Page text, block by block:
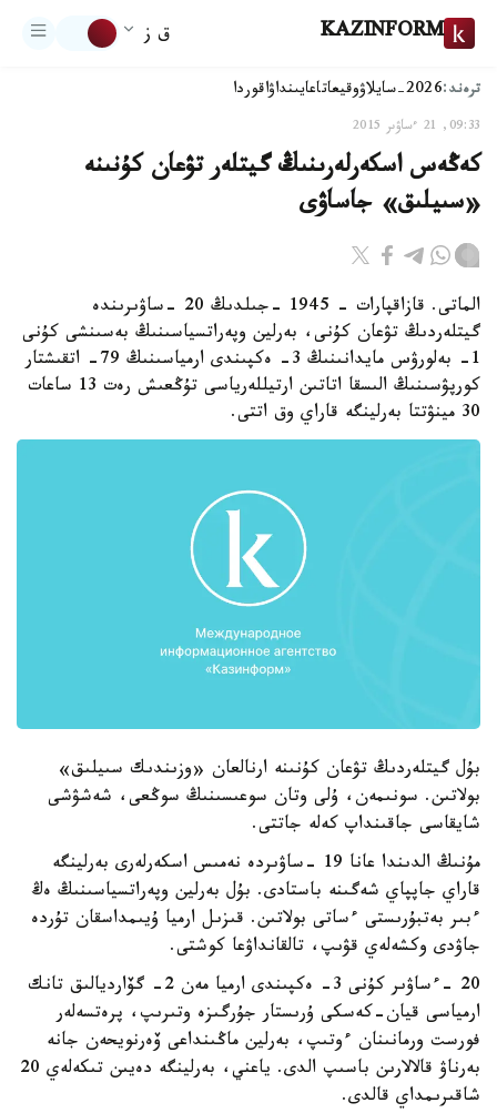
KAZINFORM ق ز
ترەند:2026-سايلاۋ وقيعاتاعايىنداۋاقوردا
09:33, 21 ءساۋىر 2015
كەڭەس اسكەرلەرىنىڭ گيتلەر تۋعان كۇنىنە
«سىيلىق» جاساۋى
الماتى. قازاقپارات - 1945 -جىلدىڭ 20 -ساۋىرىندە
گيتلەردىڭ تۋعان كۇنى، بەرلين وپەراتسياسىنىڭ بەسىنشى كۇنى
1- بەلورۋس مايدانىنىڭ 3- ەكپىندى ارمياسىنىڭ 79- اتقىشتار
كورپۋسىنىڭ الىسقا اتاتىن ارتيللەرياسى تۇڭعىش رەت 13 ساعات
30 مينۋتتا بەرلينگە قاراي وق اتتى.
بۇل گيتلەردىڭ تۋعان كۇنىنە ارنالعان «وزىندىك سىيلىق»
بولاتىن. سونىمەن، ۇلى وتان سوعىسىنىڭ سوڭعى، شەشۋشى
شايقاسى جاقىنداپ كەلە جاتتى.
مۇنىڭ الدىندا عانا 19 -ساۋىردە نەمىس اسكەرلەرى بەرلينگە
قاراي جاپپاي شەگىنە باستادى. بۇل بەرلين وپەراتسياسىنىڭ ەڭ
ءبىر بەتبۇرىستى ءساتى بولاتىن. قىزىل ارميا ۇيىمداسقان تۇردە
جاۋدى وكشەلەي قۋىپ، تالقانداۋعا كوشتى.
20 -ءساۋىر كۇنى 3- ەكپىندى ارميا مەن 2- گۆارديالىق تانك
ارمياسى قيان-كەسكى ۇرىستار جۇرگىزە وتىرىپ، پرەتسەلەر
فورست ورمانىنان ءوتىپ، بەرلين ماڭىنداعى ۆەرنويحەن جانە
بەرناۋ قالالارىن باسىپ الدى. ياعني، بەرلينگە دەيىن تىكەلەي 20
شاقىرىمداي قالدى.